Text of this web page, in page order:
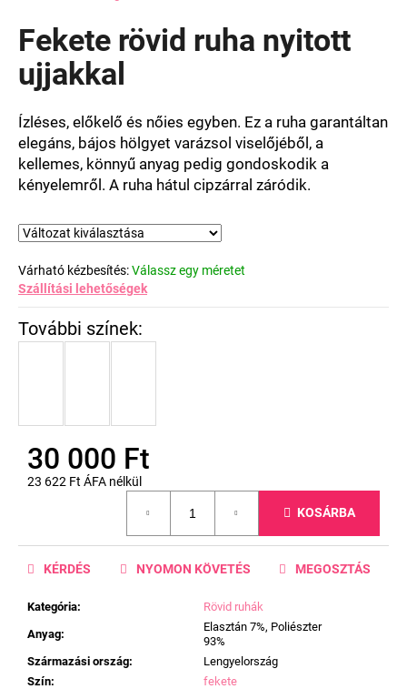
átlagos
értékelése
ből
csillag.
Fekete rövid ruha nyitott
ujjakkal
Ízléses, előkelő és nőies egyben. Ez a ruha garantáltan
elegáns, bájos hölgyet varázsol viselőjéből, a
kellemes, könnyű anyag pedig gondoskodik a
kényelemről. A ruha hátul cipzárral záródik.
Várható kézbesítés:Válassz egy méretet
Szállítási lehetőségek
30 000 Ft
23 622 Ft ÁFA nélkül
KOSÁRBA
Kategória:
Rövid ruhák
Anyag:
Elasztán 7%, Poliészter
93%
Származási ország:
Lengyelország
Szín:
fekete
KÉRDÉS NYOMON KÖVETÉS MEGOSZTÁS